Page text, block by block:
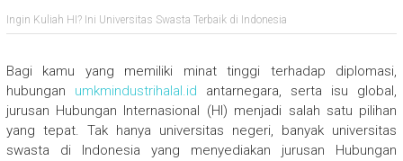
Ingin Kuliah HI? Ini Universitas Swasta Terbaik di Indonesia
Bagi kamu yang memiliki minat tinggi terhadap diplomasi,
hubungan umkmindustrihalal.id antarnegara, serta isu global,
jurusan Hubungan Internasional (HI) menjadi salah satu pilihan
yang tepat. Tak hanya universitas negeri, banyak universitas
swasta di Indonesia yang menyediakan jurusan Hubungan